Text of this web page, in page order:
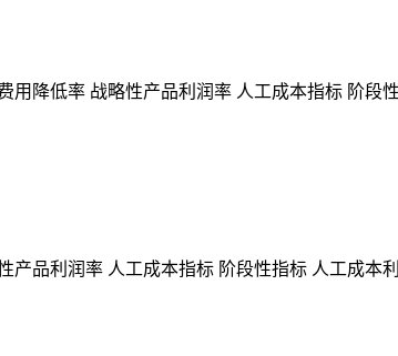
用降低率 战略性产品利润率 人工成本指标 阶段
产品利润率 人工成本指标 阶段性指标 人工成本